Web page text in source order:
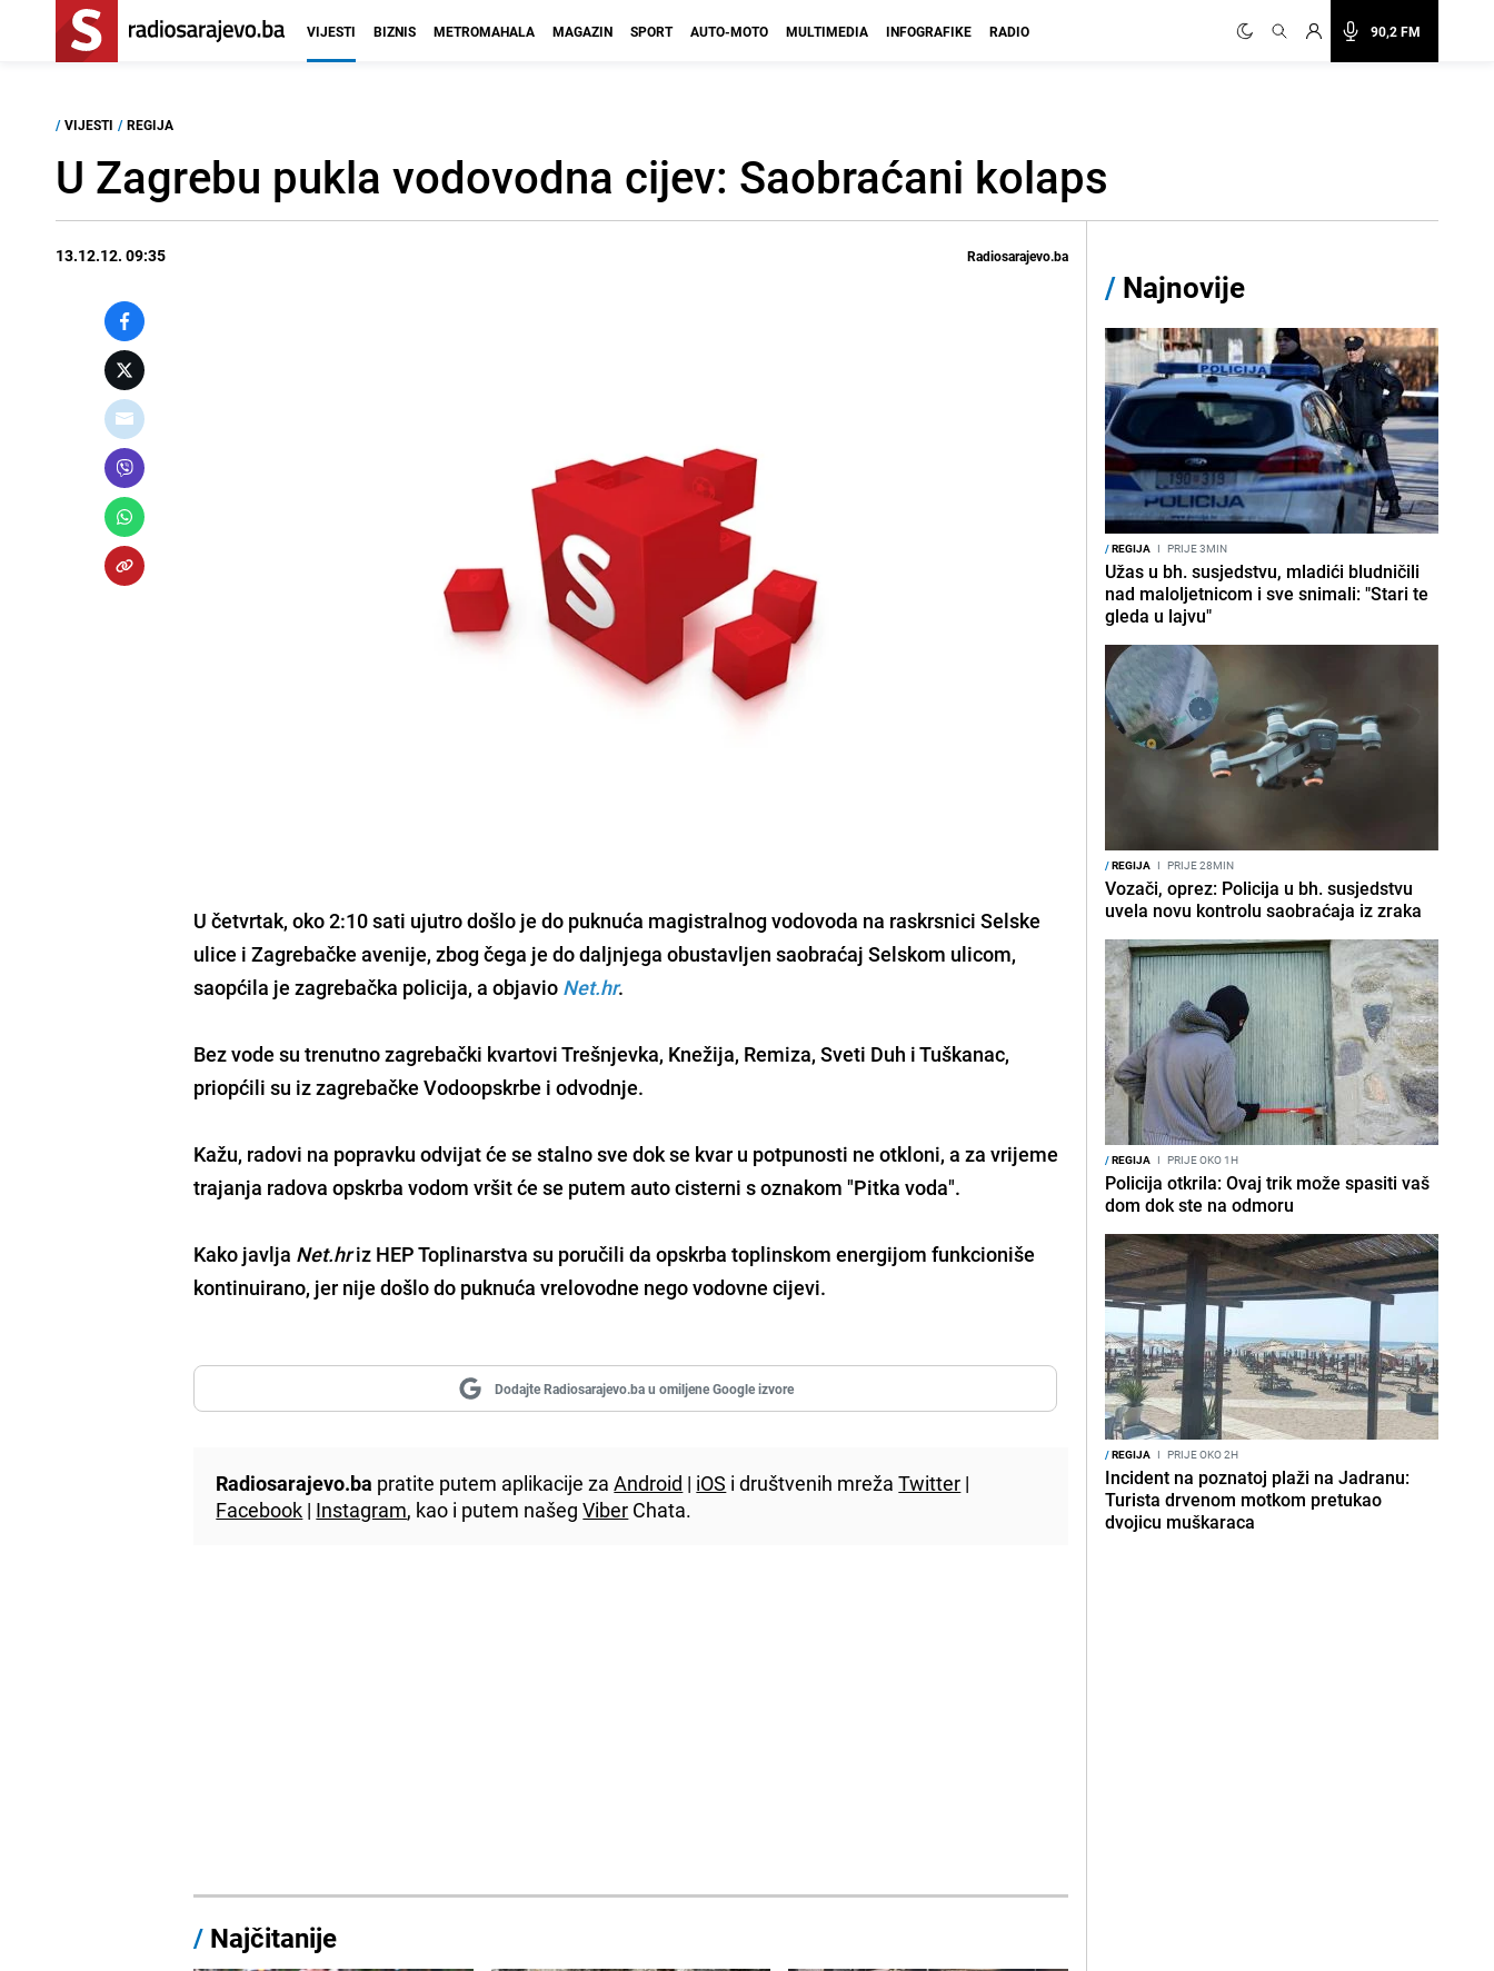
90,2 FM
VIJESTI BIZNIS METROMAHALA MAGAZIN SPORT AUTO-MOTO MULTIMEDIA INFOGRAFIKE RADIO
/ VIJESTI / REGIJA
U Zagrebu pukla vodovodna cijev: Saobraćani kolaps
13.12.12. 09:35 Radiosarajevo.ba
U četvrtak, oko 2:10 sati ujutro došlo je do puknuća magistralnog vodovoda na raskrsnici Selske
ulice i Zagrebačke avenije, zbog čega je do daljnjega obustavljen saobraćaj Selskom ulicom,
saopćila je zagrebačka policija, a objavio Net.hr.
Bez vode su trenutno zagrebački kvartovi Trešnjevka, Knežija, Remiza, Sveti Duh i Tuškanac,
priopćili su iz zagrebačke Vodoopskrbe i odvodnje.
Kažu, radovi na popravku odvijat će se stalno sve dok se kvar u potpunosti ne otkloni, a za vrijeme
trajanja radova opskrba vodom vršit će se putem auto cisterni s oznakom "Pitka voda".
Kako javlja Net.hriz HEP Toplinarstva su poručili da opskrba toplinskom energijom funkcioniše
kontinuirano, jer nije došlo do puknuća vrelovodne nego vodovne cijevi.
Dodajte Radiosarajevo.ba u omiljene Google izvore
Radiosarajevo.ba pratite putem aplikacije zaAndroid | iOS i društvenih mrežaTwitter |
Facebook | Instagram, kao i putem našegViber Chata.
/ Najčitanije
/ Najnovije
/REGIJA I PRIJE 3MIN
Užas u bh. susjedstvu, mladići bludničili
nad maloljetnicom i sve snimali: "Stari te
gleda u lajvu"
/REGIJA I PRIJE 28MIN
Vozači, oprez: Policija u bh. susjedstvu
uvela novu kontrolu saobraćaja iz zraka
/REGIJA I PRIJE OKO 1H
Policija otkrila: Ovaj trik može spasiti vaš
dom dok ste na odmoru
/REGIJA I PRIJE OKO 2H
Incident na poznatoj plaži na Jadranu:
Turista drvenom motkom pretukao
dvojicu muškaraca